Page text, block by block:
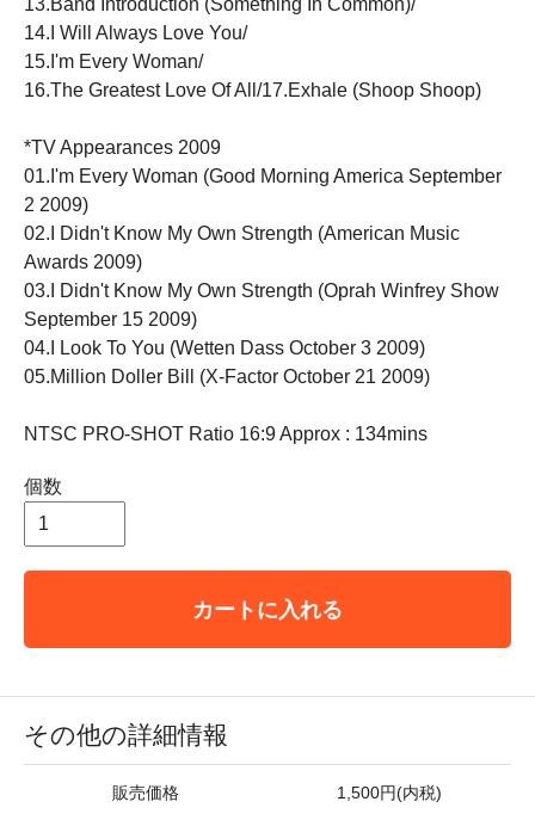
13.Band Introduction (Something In Common)/
14.I Will Always Love You/
15.I'm Every Woman/
16.The Greatest Love Of All/17.Exhale (Shoop Shoop)
*TV Appearances 2009
01.I'm Every Woman (Good Morning America September
2 2009)
02.I Didn't Know My Own Strength (American Music
Awards 2009)
03.I Didn't Know My Own Strength (Oprah Winfrey Show
September 15 2009)
04.I Look To You (Wetten Dass October 3 2009)
05.Million Doller Bill (X-Factor October 21 2009)
NTSC PRO-SHOT Ratio 16:9 Approx : 134mins
個数
カートに入れる
その他の詳細情報
販売価格 1,500円(内税)